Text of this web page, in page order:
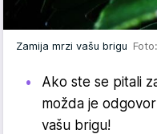
Zamija mrzi vašu brigu
Ako ste se pitali
možda je
vašu brigu!